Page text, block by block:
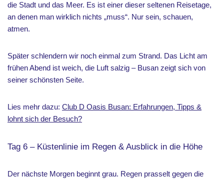
die Stadt und das Meer. Es ist einer dieser seltenen Reisetage,
an denen man wirklich nichts „muss“. Nur sein, schauen,
atmen.
Später schlendern wir noch einmal zum Strand. Das Licht am
frühen Abend ist weich, die Luft salzig – Busan zeigt sich von
seiner schönsten Seite.
Lies mehr dazu: Club D Oasis Busan: Erfahrungen, Tipps &
lohnt sich der Besuch?
Tag 6 – Küstenlinie im Regen & Ausblick in die Höhe
Der nächste Morgen beginnt grau. Regen prasselt gegen die